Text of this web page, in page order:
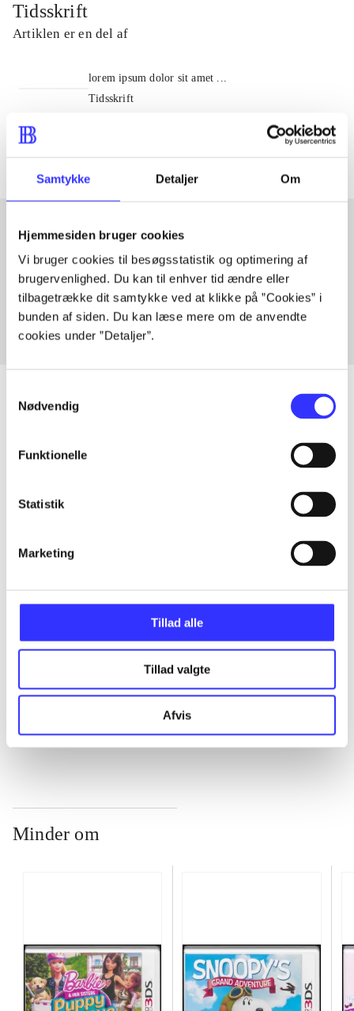
Samtykke Detaljer Om
Hjemmesiden bruger cookies
Vi bruger cookies til besøgsstatistik og optimering af
brugervenlighed. Du kan til enhver tid ændre eller
tilbagetrække dit samtykke ved at klikke på ”Cookies” i
bunden af siden. Du kan læse mere om de anvendte
cookies under ”Detaljer”.
Nødvendig
Funktionelle
Statistik
Marketing
Tillad alle
Tillad valgte
Afvis
Tidsskrift
Artiklen er en del af
lorem ipsum dolor sit amet ...
Tidsskrift
Artiklerne i
Artikler med samme emner
Fra
Alle registrerede artikler fordelt på udgivelser
...
...
Minder om